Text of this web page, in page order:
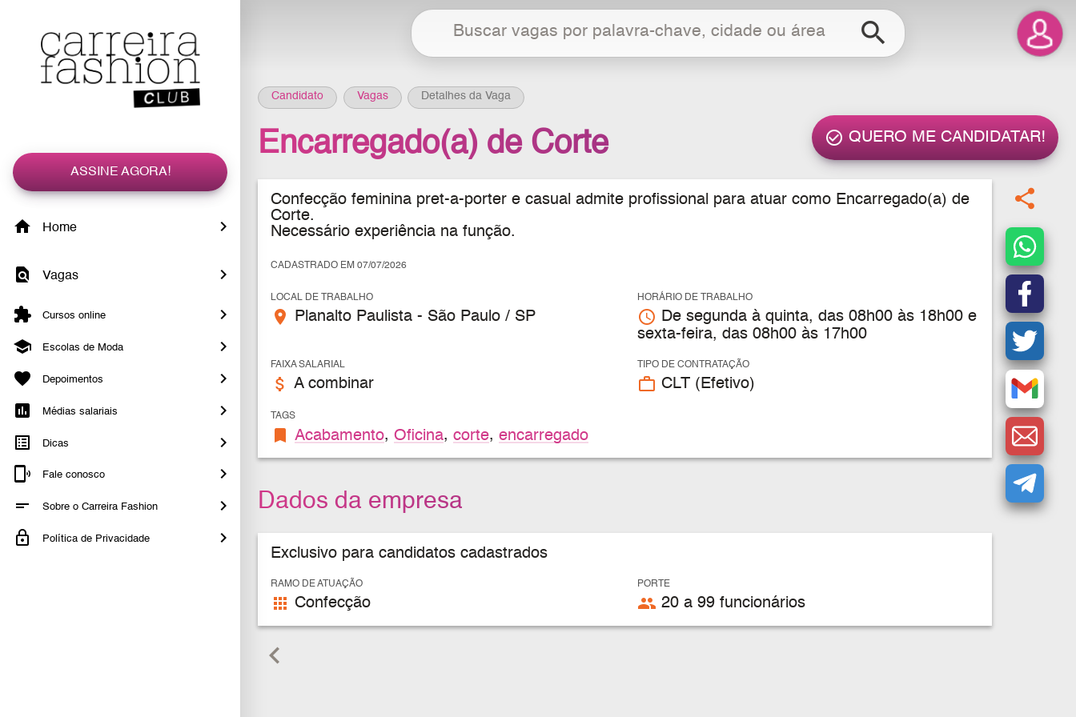
ASSINE AGORA!
Home
Vagas
Cursos online
Escolas de Moda
Depoimentos
Médias salariais
Dicas
Fale conosco
Sobre o Carreira Fashion
Política de Privacidade
search
Candidato Vagas Detalhes da Vaga
check_circle_outline QUERO ME CANDIDATAR!
Encarregado(a) de Corte
Confecção feminina pret-a-porter e casual admite profissional para atuar como Encarregado(a) de
Corte.
Necessário experiência na função.
CADASTRADO EM 07/07/2026
LOCAL DE TRABALHO
place Planalto Paulista - São Paulo / SP
HORÁRIO DE TRABALHO
access_time De segunda à quinta, das 08h00 às 18h00 e
sexta-feira, das 08h00 às 17h00
FAIXA SALARIAL
attach_money A combinar
TIPO DE CONTRATAÇÃO
work_outline CLT (Efetivo)
TAGS
bookmark Acabamento, Oficina, corte, encarregado
Dados da empresa
Exclusivo para candidatos cadastrados
RAMO DE ATUAÇÃO
apps Confecção
PORTE
people 20 a 99 funcionários
keyboard_arrow_left
share